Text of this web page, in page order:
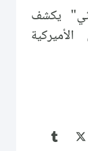
يكشف